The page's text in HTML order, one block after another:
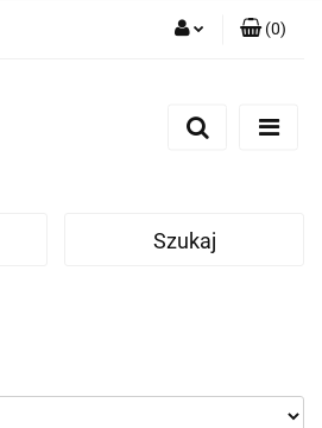
Zarejestruj się
(0)
Szukaj